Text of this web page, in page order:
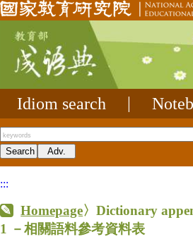
Idiom search
:::
Homepage〉Dictionary
1
－相關語料參考資料表